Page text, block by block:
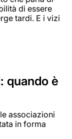
di essere
tardi. E i vizi
quando è
associazioni
in forma